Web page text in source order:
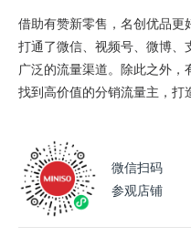
借助有赞新零售，名创优品更
打通了微信、视频号、微博、
广泛的流量渠道。除此之外
找到高价值的分销流量主，打
微信扫码
参观店铺